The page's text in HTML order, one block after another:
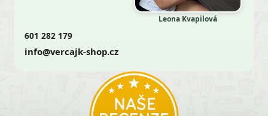
Leona Kvapilová
601 282 179
info@vercajk-shop.cz